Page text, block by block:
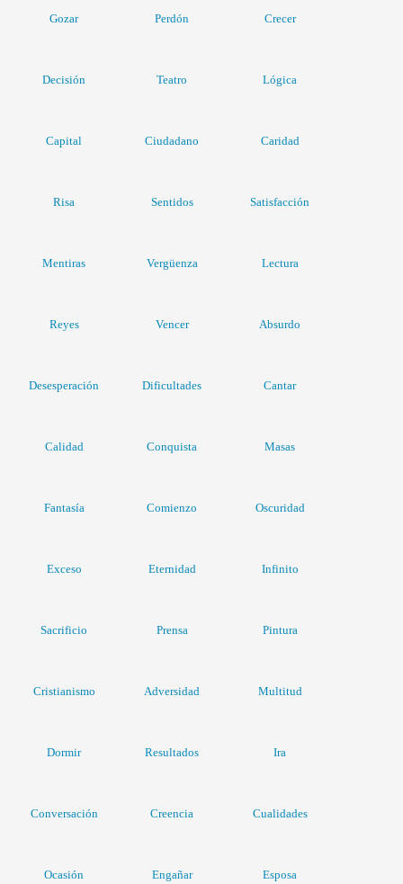
Gozar Perdón Crecer
Decisión Teatro Lógica
Capital Ciudadano Caridad
Risa Sentidos Satisfacción
Mentiras Vergüenza Lectura
Reyes Vencer Absurdo
Desesperación Dificultades Cantar
Calidad Conquista Masas
Fantasía Comienzo Oscuridad
Exceso Eternidad Infinito
Sacrificio Prensa Pintura
Cristianismo Adversidad Multitud
Dormir Resultados Ira
Conversación Creencia Cualidades
Ocasión Engañar Esposa